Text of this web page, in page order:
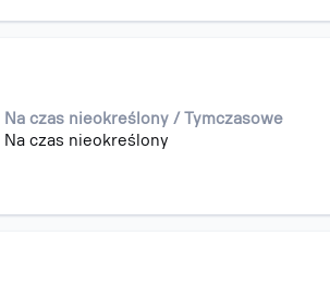
Na czas nieokreślony / Tymczasowe
Na czas nieokreślony